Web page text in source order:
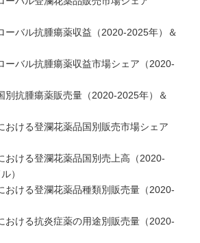
ーバル抗腫瘍薬収益（2020-2025年）＆
ーバル抗腫瘍薬収益市場シェア（2020-
別抗腫瘍薬販売量（2020-2025年）＆
おける登瀾花薬品国別販売市場シェア
おける登瀾花薬品国別売上高（2020-
）
おける登瀾花薬品種類別販売量（2020-
おける抗炎症薬の用途別販売量（2020-